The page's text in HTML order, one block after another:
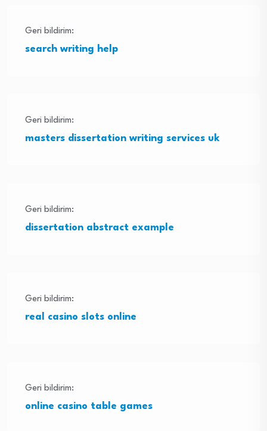
Geri bildirim:
search writing help
Geri bildirim:
masters dissertation writing services uk
Geri bildirim:
dissertation abstract example
Geri bildirim:
real casino slots online
Geri bildirim:
online casino table games